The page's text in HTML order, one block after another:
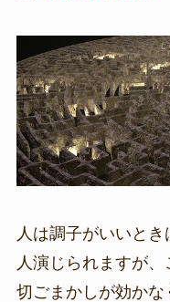
人は調子がいいと
人演じられますが
切ごまかしが効かな